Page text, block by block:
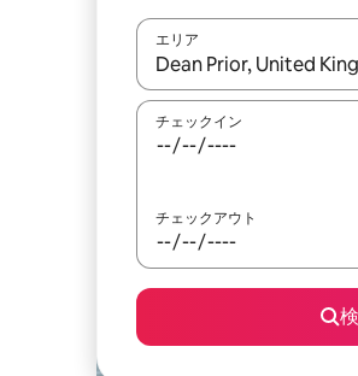
エリア
検索結果が表示されたら
チェックイン
チェックアウト